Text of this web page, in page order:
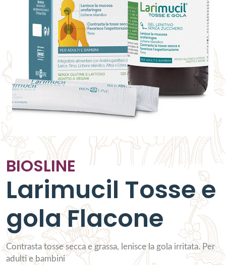
BIOSLINE
Larimucil Tosse e
gola Flacone
Contrasta tosse secca e grassa, lenisce la gola irritata. Per
adulti e bambini